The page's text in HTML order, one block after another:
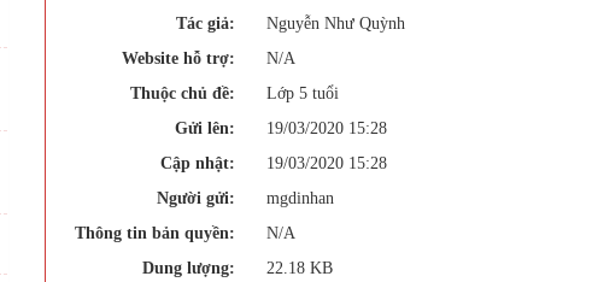
Tác giả:
Nguyễn Như Quỳnh
Website hỗ trợ:
N/A
Thuộc chủ đề:
Lớp 5 tuổi
Gửi lên:
19/03/2020 15:28
Cập nhật:
19/03/2020 15:28
Người gửi:
mgdinhan
Thông tin bản quyền:
N/A
Dung lượng:
22.18 KB